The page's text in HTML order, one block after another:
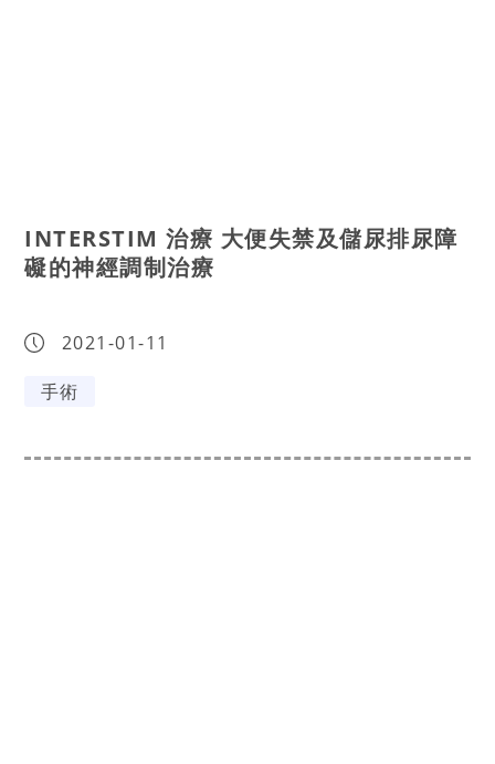
INTERSTIM 治療 大便失禁及儲尿排尿障
礙的神經調制治療
2021-01-11
手術